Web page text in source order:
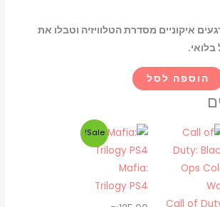
איקוניים מסדרת הטלוויזיה וטבלו את
הוספה לסל
Call of
Mafia:
Trilogy PS4
Sale!
המחיר
המקורי
היה:
₪125.00.
המחיר
הנוכחי
₪99.00.